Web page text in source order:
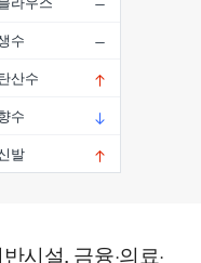
시설, 금융·의료·